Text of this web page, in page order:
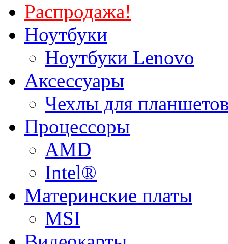
Распродажа!
Ноутбуки
Ноутбуки Lenovo
Аксессуары
Чехлы для
Процессоры
AMD
Intel®
Материнские платы
MSI